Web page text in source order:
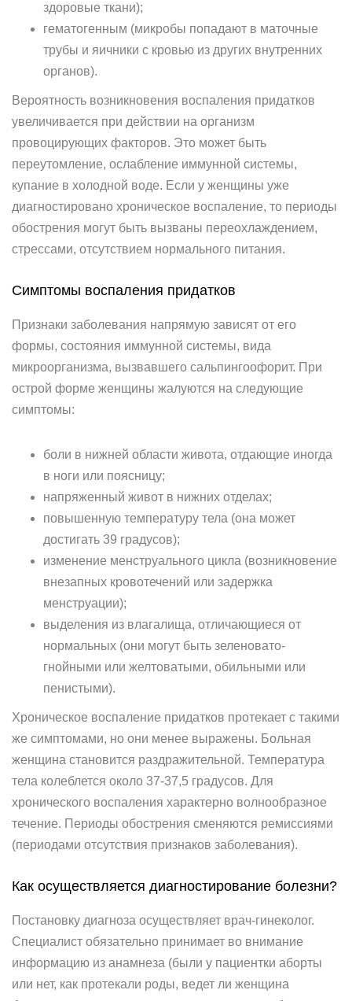
здоровые ткани);
гематогенным (микробы попадают в маточные
трубы и яичники с кровью из других внутренних
органов).
Вероятность возникновения воспаления придатков
увеличивается при действии на организм
провоцирующих факторов. Это может быть
переутомление, ослабление иммунной системы,
купание в холодной воде. Если у женщины уже
диагностировано хроническое воспаление, то периоды
обострения могут быть вызваны переохлаждением,
стрессами, отсутствием нормального питания.
Симптомы воспаления придатков
Признаки заболевания напрямую зависят от его
формы, состояния иммунной системы, вида
микроорганизма, вызвавшего сальпингоофорит. При
острой форме женщины жалуются на следующие
симптомы:
боли в нижней области живота, отдающие иногда
в ноги или поясницу;
напряженный живот в нижних отделах;
повышенную температуру тела (она может
достигать 39 градусов);
изменение менструального цикла (возникновение
внезапных кровотечений или задержка
менструации);
выделения из влагалища, отличающиеся от
нормальных (они могут быть зеленовато-
гнойными или желтоватыми, обильными или
пенистыми).
Хроническое воспаление придатков протекает с такими
же симптомами, но они менее выражены. Больная
женщина становится раздражительной. Температура
тела колеблется около 37-37,5 градусов. Для
хронического воспаления характерно волнообразное
течение. Периоды обострения сменяются ремиссиями
(периодами отсутствия признаков заболевания).
Как осуществляется диагностирование болезни?
Постановку диагноза осуществляет врач-гинеколог.
Специалист обязательно принимает во внимание
информацию из анамнеза (были у пациентки аборты
или нет, как протекали роды, ведет ли женщина